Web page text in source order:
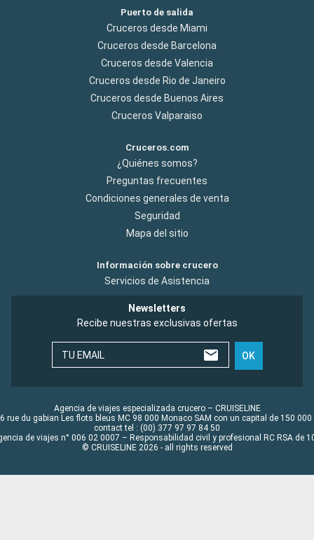
Puerto de salida
Cruceros desde Miami
Cruceros desde Barcelona
Cruceros desde Valencia
Cruceros desde Rio de Janeiro
Cruceros desde Buenos Aires
Cruceros Valparaiso
Cruceros.com
¿Quiénes somos?
Preguntas frecuentes
Condiciones generales de venta
Seguridad
Mapa del sitio
Información sobre crucero
Servicios de Asistencia
Newsletters
Recibe nuestras exclusivas ofertas
TU EMAIL OK
Agencia de viajes especializada crucero – CRUISELINE
rue du gabian Les flots bleus MC 98 000 Monaco SAM con un capital de 150 000
contact tel : (00) 377 97 97 84 50
de viajes n° 006 02 0007 – Responsabilidad civil y profesional RC RSA de
© CRUISELINE 2026 - all rights reserved